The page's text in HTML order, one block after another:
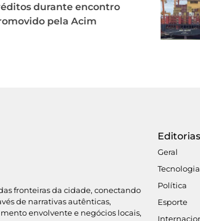
durante encontro
pela Acim
fronteiras da cidade, conectando
de narrativas autênticas,
envolvente e negócios locais,
Editorias
Geral
Tecnologia
Política
Esporte